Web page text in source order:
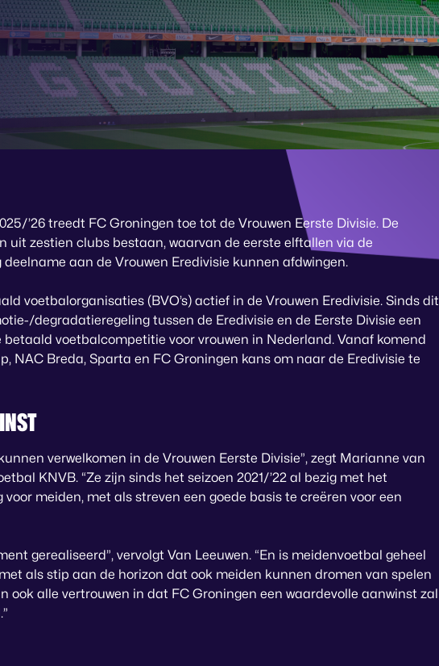
’26 treedt FC Groningen toe tot de Vrouwen Eerste Divisie. De
uit zestien clubs bestaan, waarvan de eerste elftallen via de
aan de Vrouwen Eredivisie kunnen afdwingen.
voetbalorganisaties (BVO’s) actief in de Vrouwen Eredivisie. Sinds dit
degradatieregeling tussen de Eredivisie en de Eerste Divisie een
voetbalcompetitie voor vrouwen in Nederland. Vanaf komend
NAC Breda, Sparta en FC Groningen kans om naar de Eredivisie te
verwelkomen in de Vrouwen Eerste Divisie”, zegt Marianne van
KNVB. “Ze zijn sinds het seizoen 2021/’22 al bezig met het
meiden, met als streven een goede basis te creëren voor een
gerealiseerd”, vervolgt Van Leeuwen. “En is meidenvoetbal geheel
als stip aan de horizon dat ook meiden kunnen dromen van spelen
ook alle vertrouwen in dat FC Groningen een waardevolle aanwinst zal